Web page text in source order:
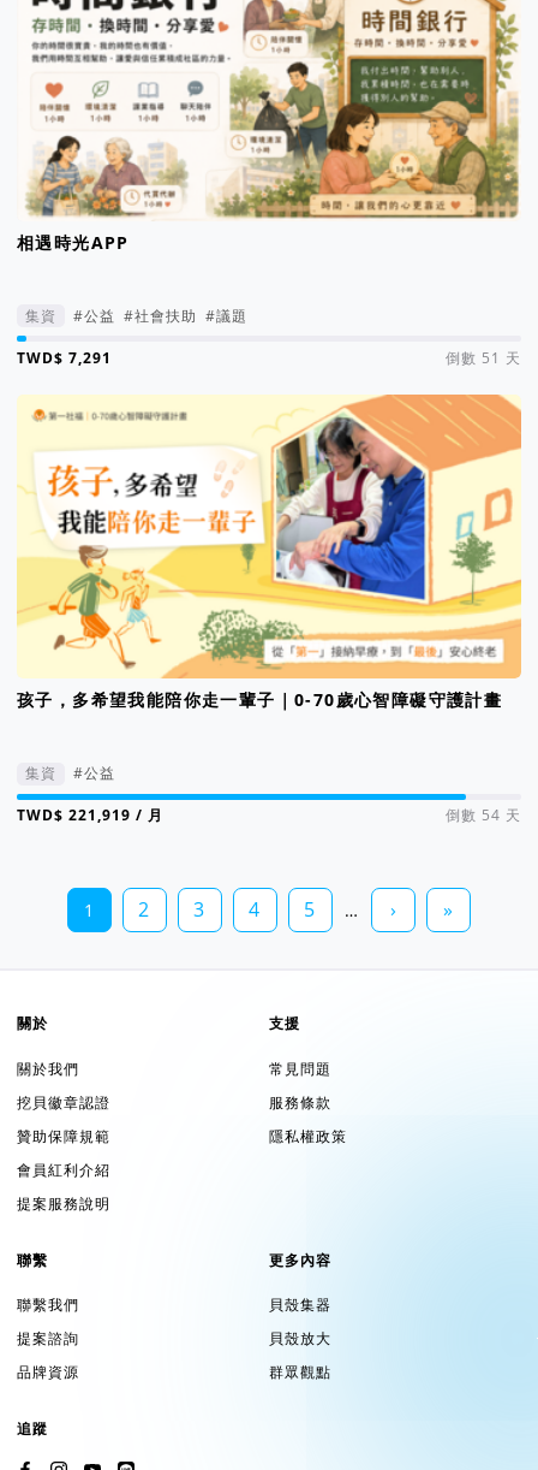
相遇時光APP
集資 #公益 #社會扶助 #議題
集資進度 2%
倒數 51 天
孩子，多希望我能陪你走一輩子｜0-70歲心智障礙守護計畫
集資 #公益
集資進度 89%
/ 月 倒數 54 天
1 2 3 4 5 … › »
關於
關於我們
挖貝徽章認證
贊助保障規範
會員紅利介紹
提案服務說明
支援
常見問題
服務條款
隱私權政策
聯繫
聯繫我們
提案諮詢
品牌資源
更多內容
貝殼集器
貝殼放大
群眾觀點
追蹤